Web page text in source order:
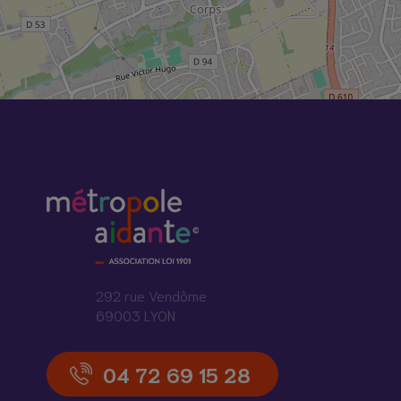
292 rue Vendôme
69003 LYON
04 72 69 15 28